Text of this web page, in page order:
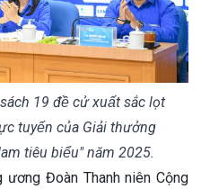
19 đề cử xuất sắc lọt
tuyến của Giải thưởng
tiêu biểu" năm 2025.
ương Đoàn Thanh niên Cộng